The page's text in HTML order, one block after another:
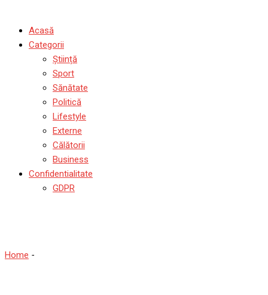
Acasă
Categorii
Știință
Sport
Sănătate
Politică
Lifestyle
Externe
Călătorii
Business
Confidentialitate
GDPR
Home -